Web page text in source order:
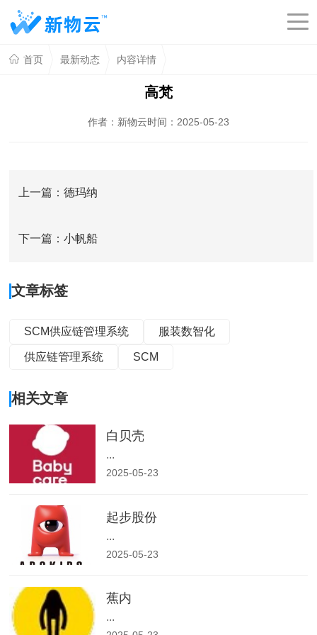
首页 最新动态 内容详情
高梵
作者：新物云时间：2025-05-23
上一篇：德玛纳
下一篇：小帆船
文章标签
SCM供应链管理系统 服装数智化
供应链管理系统 SCM
相关文章
白贝壳
...
2025-05-23
起步股份
...
2025-05-23
蕉内
...